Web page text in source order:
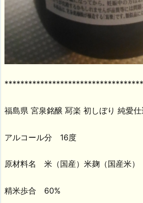
福島県 宮泉銘醸 冩楽 初しぼり 純愛
アルコール分 16度
原材料名 米（国産）米麹（国産米）
精米歩合 60%